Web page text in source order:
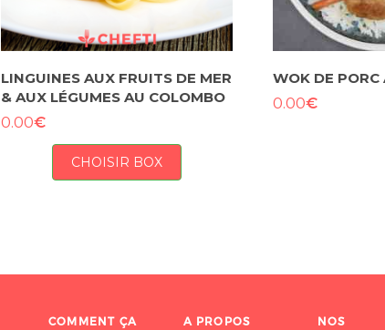
LINGUINES AUX FRUITS DE MER
& AUX LÉGUMES AU COLOMBO
0.00€
CHOISIR BOX
WOK DE PORC
0.00€
COMMENT ÇA
A PROPOS
NOS